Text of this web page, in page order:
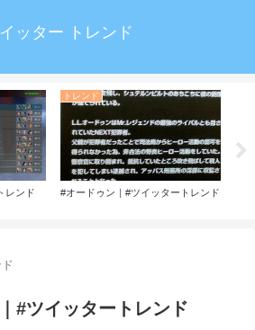
ッター トレンド
レンド
トレンド
#オードゥン｜#ツイッタートレンド
#ツイッタートレンド